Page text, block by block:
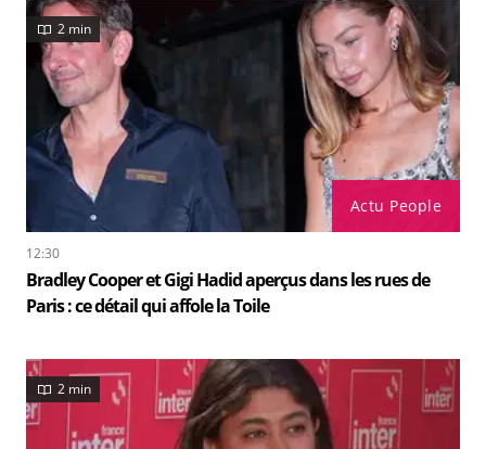
Actu People
2 min
12:30
Bradley Cooper et Gigi Hadid aperçus dans les rues de
Paris : ce détail qui affole la Toile
2 min